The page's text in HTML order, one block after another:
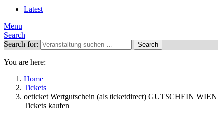
Latest
Menu
Search
Search for:
Search
You are here:
Home
Tickets
oeticket Wertgutschein (als ticketdirect) GUTSCHEIN WIEN
Tickets kaufen